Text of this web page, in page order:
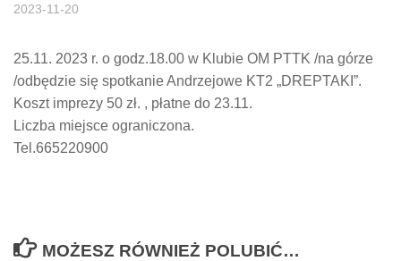
2023-11-20
25.11. 2023 r. o godz.18.00 w Klubie OM PTTK /na górze
/odbędzie się spotkanie Andrzejowe KT2 „DREPTAKI”.
Koszt imprezy 50 zł. , płatne do 23.11.
Liczba miejsce ograniczona.
Tel.665220900
MOŻESZ RÓWNIEŻ POLUBIĆ…